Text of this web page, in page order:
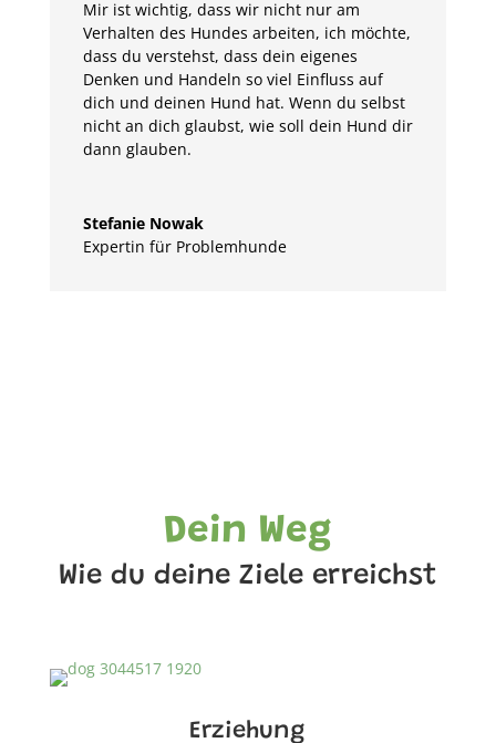
Mir ist wichtig, dass wir nicht nur am
Verhalten des Hundes arbeiten, ich möchte,
dass du verstehst, dass dein eigenes
Denken und Handeln so viel Einfluss auf
dich und deinen Hund hat. Wenn du selbst
nicht an dich glaubst, wie soll dein Hund dir
dann glauben.
Stefanie Nowak
Expertin für Problemhunde
Dein Weg
Wie du deine Ziele erreichst
Erziehung